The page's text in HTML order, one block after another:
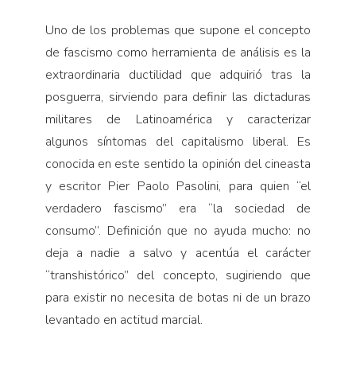
Uno de los problemas que supone el concepto
de fascismo como herramienta de análisis es la
extraor­dinaria ductilidad que adquirió tras la
posguerra, sirviendo para definir las dictaduras
militares de Latinoamérica y caracterizar
algunos síntomas del capitalismo liberal. Es
conocida en este sentido la opinión del cineasta
y escritor Pier Paolo Pasolini, para quien “el
verdadero fascismo” era “la sociedad de
consumo”. Definición que no ayuda mucho: no
deja a nadie a salvo y acentúa el carácter
“transhistórico” del concepto, sugiriendo que
para existir no necesita de botas ni de un brazo
levantado en actitud marcial.